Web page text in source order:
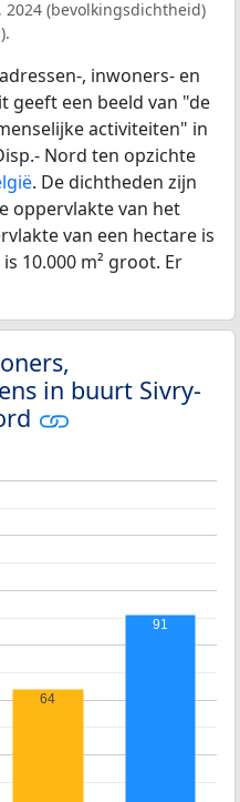
(bevolkingsdichtheid)
, inwoners- en
geeft een beeld van "de
activiteiten" in
Nord ten opzichte
. De dichtheden zijn
oppervlakte van het
van een hectare is
10.000 m² groot. Er
in buurt Sivry-
64
91